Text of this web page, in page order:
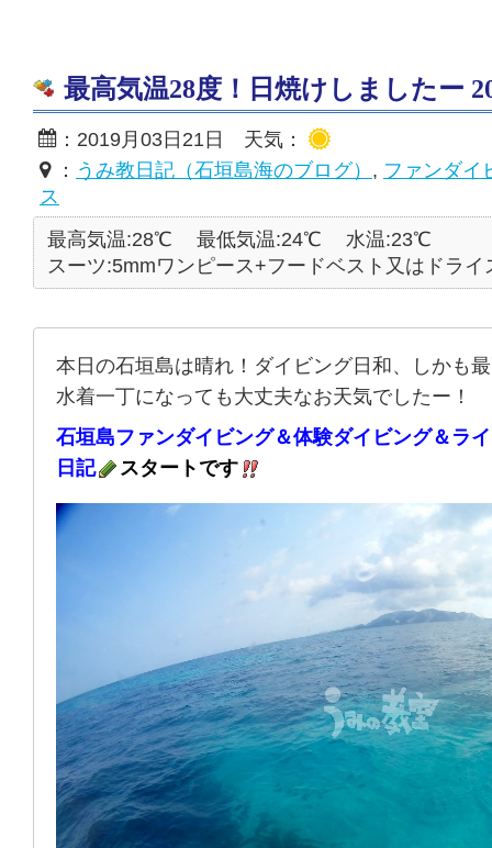
最高気温28度！日焼けしましたー
：2019月03日21日 天気：
： うみ教日記（石垣島海のブログ） , ファンダイ
ス
最高気温:28℃
最低気温:24℃
水温:23℃
スーツ:5mmワンピース+フードベスト又はドライ
本日の石垣島は晴れ！ダイビング日和、しかも
水着一丁になっても大丈夫なお天気でしたー！
石垣島ファンダイビング＆体験ダイビング＆ラ
日記
スタートです